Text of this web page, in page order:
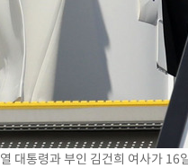
대통령과 부인 김건희 여사가